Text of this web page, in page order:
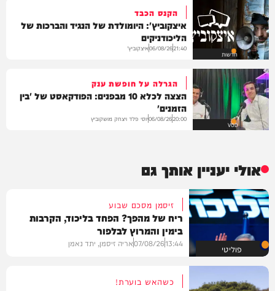
חדשות
הקנס הכבד
איצקוביץ': היומולדת של הנגיד והברכות של
הליכודניקים
21:40
06/08/26איצקוביץ'
VOD
הגרלה על חופשת ענק
הצצה לכלא 10 מבפנים: הפודקאסט של 'בין
הזמנים'
20:00
06/08/26יוסי פלד ויצחק מושקוביץ
אולי יעניין אותך גם
פוליטי
זיסמן מסכם שבוע
ריח של מהפך? הפחד בליכוד, הקרבות
בימין והמרוץ לבלפור
13:44
07/08/26אריה זיסמן, יתד נאמן
כשהאש בוערת!